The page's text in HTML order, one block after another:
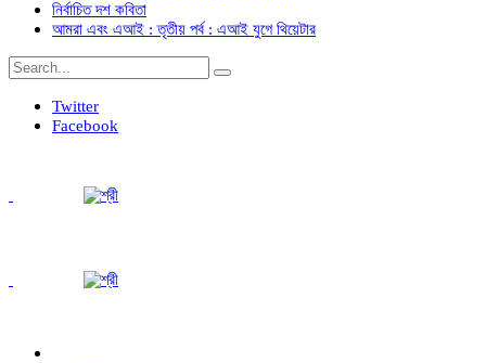
নির্বাচিত দশ কবিতা
আমরা এবং এআই : তৃতীয় পর্ব : এআই যুগে থিয়েটার
Twitter
Facebook